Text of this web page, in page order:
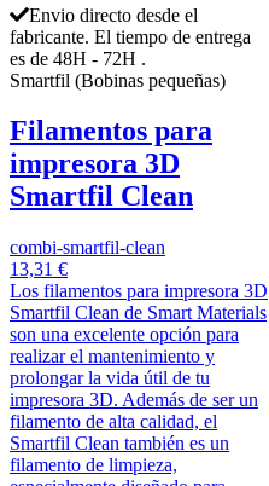
Envio directo desde el
fabricante. El tiempo de entrega
es de 48H - 72H .
Smartfil (Bobinas pequeñas)
Filamentos para
impresora 3D
Smartfil Clean
combi-smartfil-clean
13,31 €
Los filamentos para impresora 3D
Smartfil Clean de Smart Materials
son una excelente opción para
realizar el mantenimiento y
prolongar la vida útil de tu
impresora 3D. Además de ser un
filamento de alta calidad, el
Smartfil Clean también es un
filamento de limpieza,